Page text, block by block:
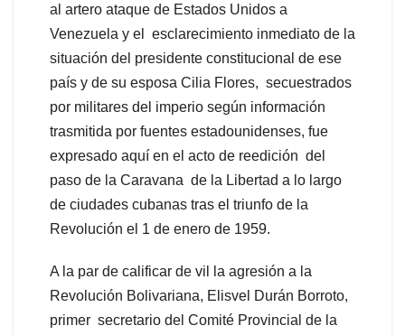
al artero ataque de Estados Unidos a
Venezuela y el esclarecimiento inmediato de la
situación del presidente constitucional de ese
país y de su esposa Cilia Flores, secuestrados
por militares del imperio según información
trasmitida por fuentes estadounidenses, fue
expresado aquí en el acto de reedición del
paso de la Caravana de la Libertad a lo largo
de ciudades cubanas tras el triunfo de la
Revolución el 1 de enero de 1959.
A la par de calificar de vil la agresión a la
Revolución Bolivariana, Elisvel Durán Borroto,
primer secretario del Comité Provincial de la